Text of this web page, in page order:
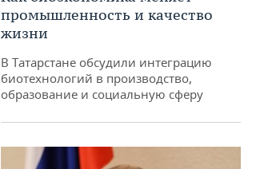
промышленность и качество
жизни
В Татарстане обсудили интеграцию
биотехнологий в производство,
образование и социальную сферу